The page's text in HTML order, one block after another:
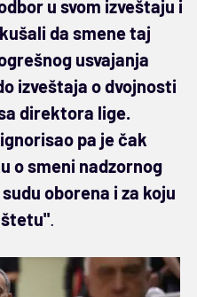
u svom izveštaju i
da smene taj
usvajanja
izveštaja o dvojnosti
direktora lige.
pa je čak
o smeni nadzornog
oborena i za koju
.